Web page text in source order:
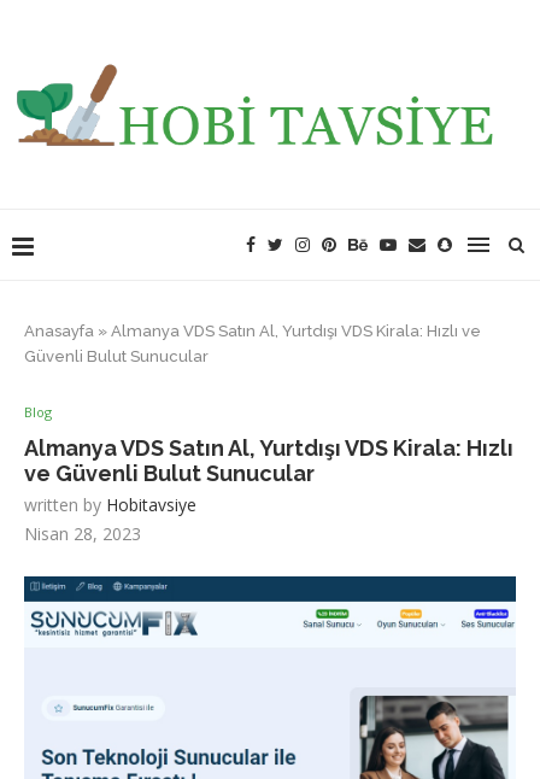
Anasayfa » Almanya VDS Satın Al, Yurtdışı VDS Kirala: Hızlı ve
Güvenli Bulut Sunucular
Blog
Almanya VDS Satın Al, Yurtdışı VDS Kirala: Hızlı
ve Güvenli Bulut Sunucular
written by Hobitavsiye
Nisan 28, 2023